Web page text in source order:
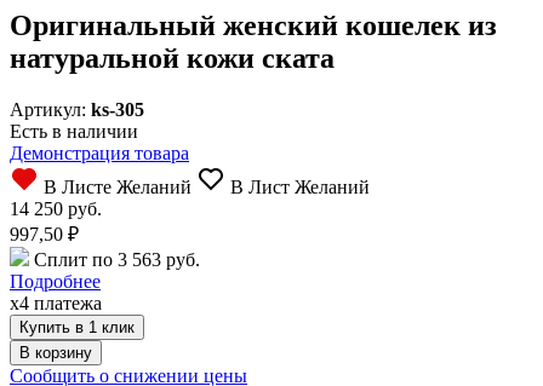
Оригинальный женский кошелек из
натуральной кожи ската
Артикул: ks-305
Есть в наличии
Демонстрация товара
В Листе Желаний
В Лист Желаний
14 250 руб.
997,50 ₽
Сплит по 3 563 руб.
Подробнее
x4 платежа
Купить в 1 клик
Сообщить о снижении цены